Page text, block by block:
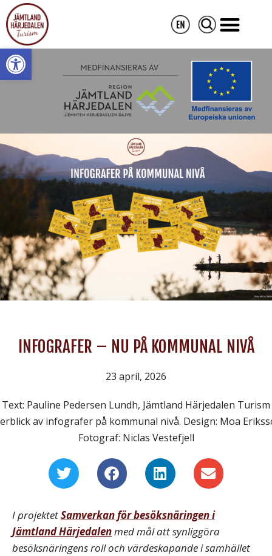
Open toolbar
INFOGRAFER – NU PÅ KOMMUNAL NIVÅ
23 april, 2026
Text: Pauline Pedersen Lundh, Jämtland Härjedalen Turism
av infografer på kommunal nivå. Design: Moa
Fotograf: Niclas Vestefjell
I projektetSamverkan för besöksnäringen i
Jämtland Härjedalenmed mål att synliggöra
besöksnäringens roll och värdeskapande i samhället